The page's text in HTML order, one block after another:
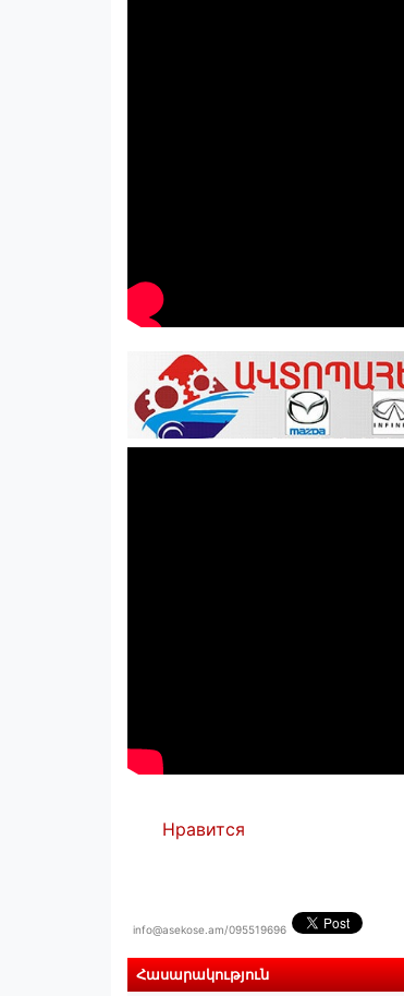
Нравится
info@asekose.am/095519696
Հասարակություն